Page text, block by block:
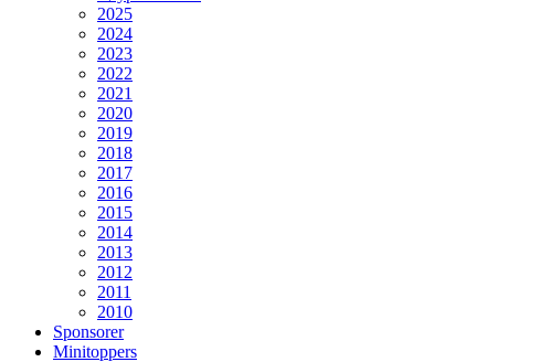
2025
2024
2023
2022
2021
2020
2019
2018
2017
2016
2015
2014
2013
2012
2011
2010
Sponsorer
Minitoppers